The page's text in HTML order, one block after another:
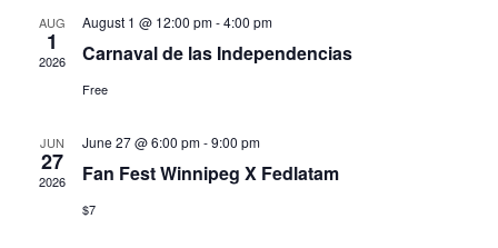
AUG
1
2026
August 1 @ 12:00 pm-4:00 pm
Carnaval de las Independencias
Free
JUN
27
2026
June 27 @ 6:00 pm-9:00 pm
Fan Fest Winnipeg X Fedlatam
$7